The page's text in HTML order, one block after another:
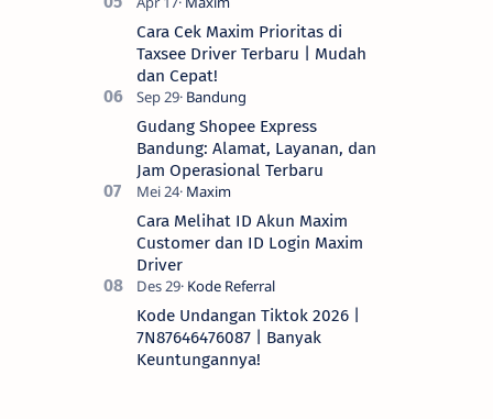
Cara Cek Maxim Prioritas di
Taxsee Driver Terbaru | Mudah
dan Cepat!
Gudang Shopee Express
Bandung: Alamat, Layanan, dan
Jam Operasional Terbaru
Cara Melihat ID Akun Maxim
Customer dan ID Login Maxim
Driver
Kode Undangan Tiktok 2026 |
7N87646476087 | Banyak
Keuntungannya!